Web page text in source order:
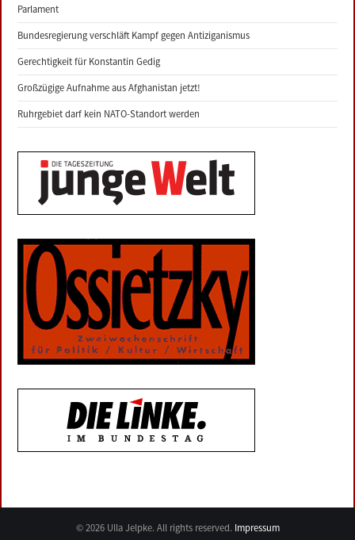
Parlament
Bundesregierung verschläft Kampf gegen Antiziganismus
Gerechtigkeit für Konstantin Gedig
Großzügige Aufnahme aus Afghanistan jetzt!
Ruhrgebiet darf kein NATO-Standort werden
© 2026 Ulla Jelpke. All rights reserved. Impressum